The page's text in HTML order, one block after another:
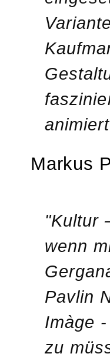
Markus
"Kultur
wenn
Pavlin
Imàge
zu